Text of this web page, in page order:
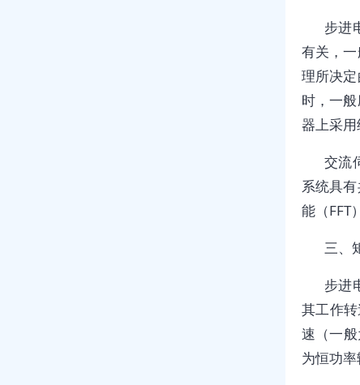
步进
有关，
理所决
时，一
器上采用
交流
系统具
能（FFT
三、
步进
其工作
速（一
为恒功率